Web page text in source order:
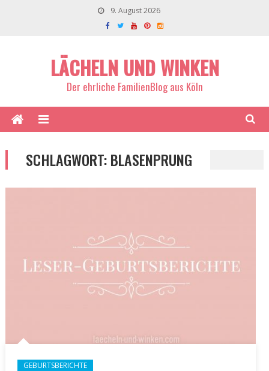
9. August 2026
LÄCHELN UND WINKEN
Der ehrliche FamilienBlog aus Köln
SCHLAGWORT:BLASENPRUNG
GEBURTSBERICHTE